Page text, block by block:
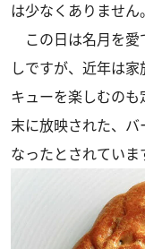
は少なくありません。
この日は名月を愛
しですが、近年は
キューを楽しむの
末に放映された、
なったとされてい